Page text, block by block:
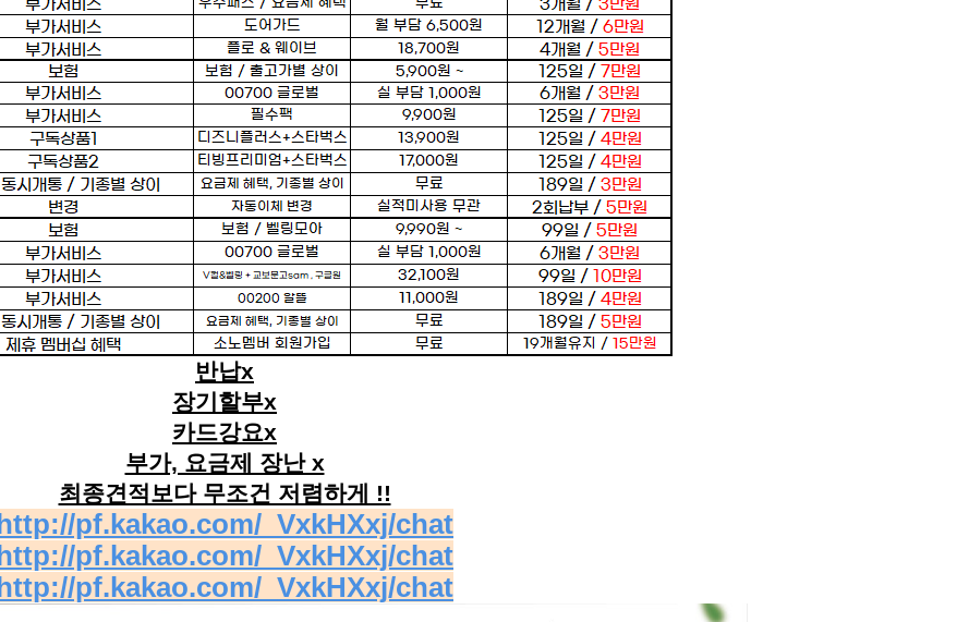
반납x
장기할부x
카드강요x
부가, 요금제 장난 x
최종견적보다 무조건 저렴하게 !!
http://pf.kakao.com/_VxkHXxj/chat
http://pf.kakao.com/_VxkHXxj/chat
http://pf.kakao.com/_VxkHXxj/chat